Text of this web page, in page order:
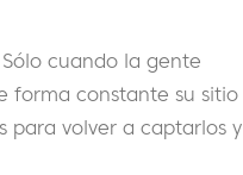
cuando la gente
forma constante su sitio
para volver a captarlos y